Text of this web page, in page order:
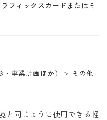
フィックスカードまたはそ
事業計画ほか）
その他
と同じように使用できる軽